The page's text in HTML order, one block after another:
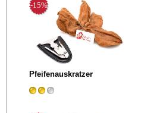
-15%
Pfeifenauskratzer